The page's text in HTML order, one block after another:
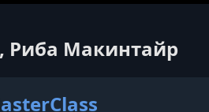
Риба Макинтайр